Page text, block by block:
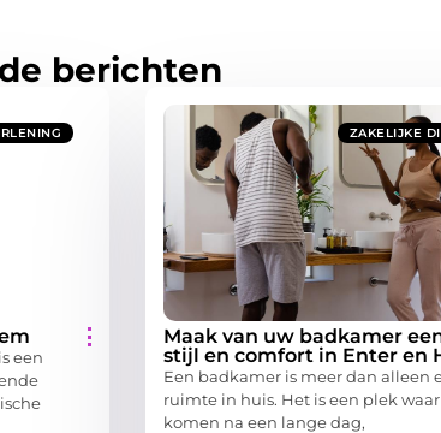
berichten
een
ZAKELIJKE
Maak van uw badkamer
stijl en comfort in Enter en
Een badkamer is meer dan alleen
ruimte in huis. Het is een plek
komen na een lange dag,